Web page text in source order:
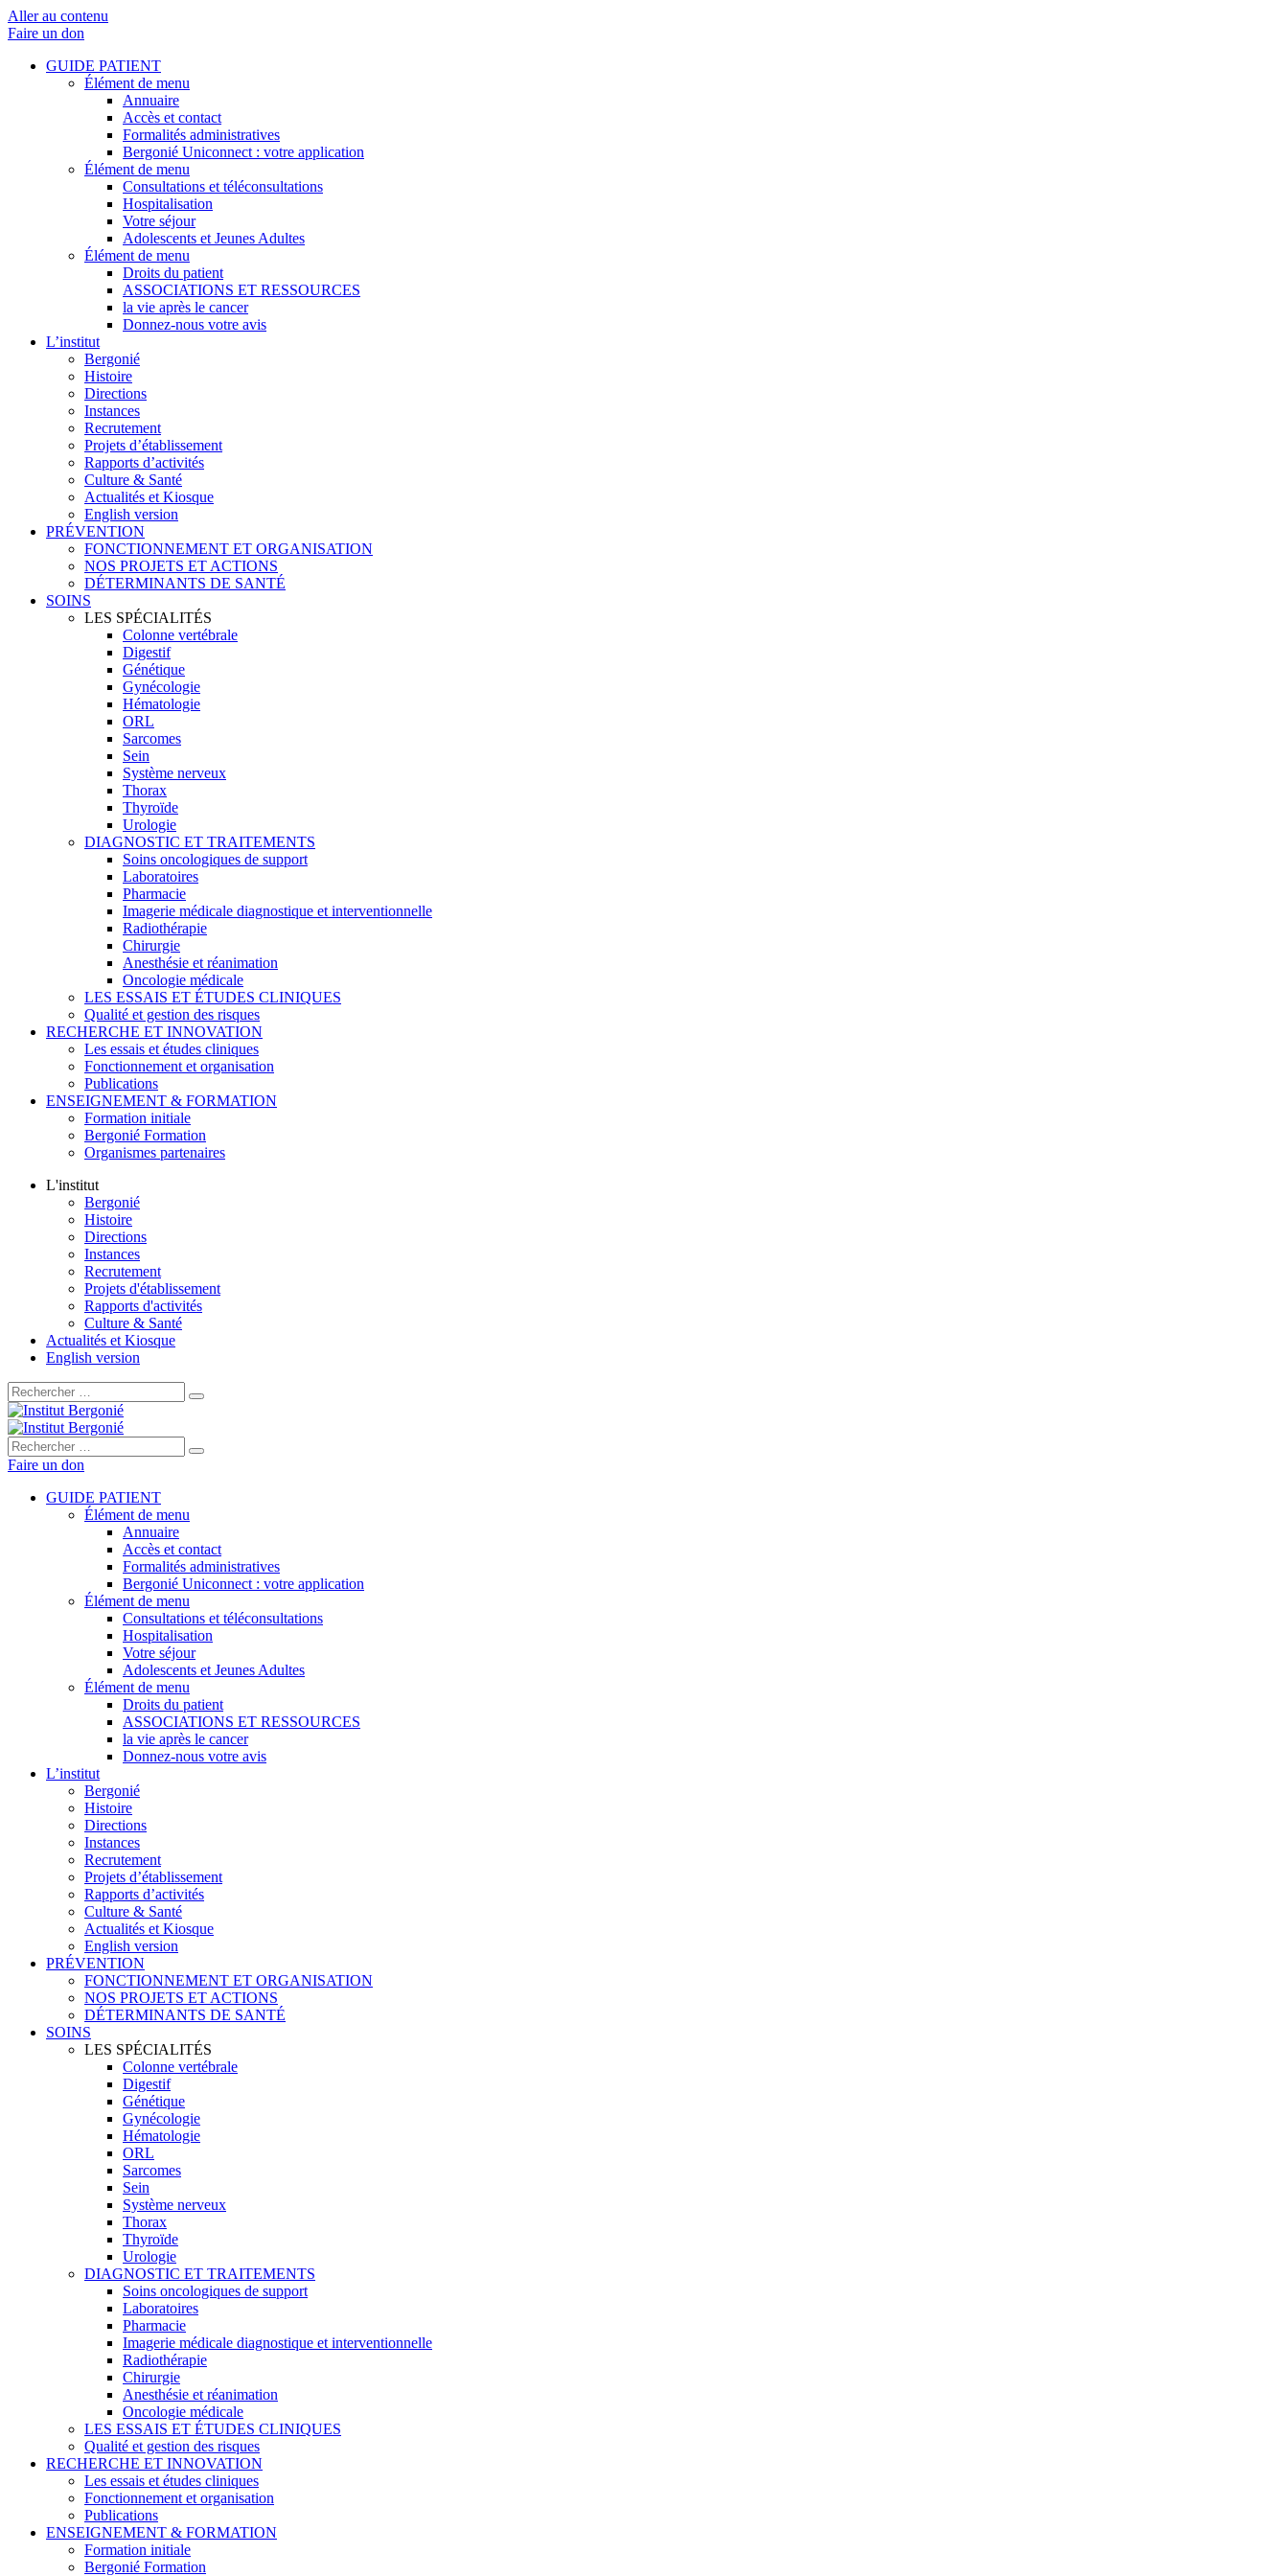
Aller au contenu
Faire un don
GUIDE PATIENT
Élément de menu
Annuaire
Accès et contact
Formalités administratives
Bergonié Uniconnect : votre application
Élément de menu
Consultations et téléconsultations
Hospitalisation
Votre séjour
Adolescents et Jeunes Adultes
Élément de menu
Droits du patient
ASSOCIATIONS ET RESSOURCES
la vie après le cancer
Donnez-nous votre avis
L’institut
Bergonié
Histoire
Directions
Instances
Recrutement
Projets d’établissement
Rapports d’activités
Culture & Santé
Actualités et Kiosque
English version
PRÉVENTION
FONCTIONNEMENT ET ORGANISATION
NOS PROJETS ET ACTIONS
DÉTERMINANTS DE SANTÉ
SOINS
LES SPÉCIALITÉS
Colonne vertébrale
Digestif
Génétique
Gynécologie
Hématologie
ORL
Sarcomes
Sein
Système nerveux
Thorax
Thyroïde
Urologie
DIAGNOSTIC ET TRAITEMENTS
Soins oncologiques de support
Laboratoires
Pharmacie
Imagerie médicale diagnostique et interventionnelle
Radiothérapie
Chirurgie
Anesthésie et réanimation
Oncologie médicale
LES ESSAIS ET ÉTUDES CLINIQUES
Qualité et gestion des risques
RECHERCHE ET INNOVATION
Les essais et études cliniques
Fonctionnement et organisation
Publications
ENSEIGNEMENT & FORMATION
Formation initiale
Bergonié Formation
Organismes partenaires
L'institut
Bergonié
Histoire
Directions
Instances
Recrutement
Projets d'établissement
Rapports d'activités
Culture & Santé
Actualités et Kiosque
English version
Rechercher :
Rechercher :
Faire un don
GUIDE PATIENT
Élément de menu
Annuaire
Accès et contact
Formalités administratives
Bergonié Uniconnect : votre application
Élément de menu
Consultations et téléconsultations
Hospitalisation
Votre séjour
Adolescents et Jeunes Adultes
Élément de menu
Droits du patient
ASSOCIATIONS ET RESSOURCES
la vie après le cancer
Donnez-nous votre avis
L’institut
Bergonié
Histoire
Directions
Instances
Recrutement
Projets d’établissement
Rapports d’activités
Culture & Santé
Actualités et Kiosque
English version
PRÉVENTION
FONCTIONNEMENT ET ORGANISATION
NOS PROJETS ET ACTIONS
DÉTERMINANTS DE SANTÉ
SOINS
LES SPÉCIALITÉS
Colonne vertébrale
Digestif
Génétique
Gynécologie
Hématologie
ORL
Sarcomes
Sein
Système nerveux
Thorax
Thyroïde
Urologie
DIAGNOSTIC ET TRAITEMENTS
Soins oncologiques de support
Laboratoires
Pharmacie
Imagerie médicale diagnostique et interventionnelle
Radiothérapie
Chirurgie
Anesthésie et réanimation
Oncologie médicale
LES ESSAIS ET ÉTUDES CLINIQUES
Qualité et gestion des risques
RECHERCHE ET INNOVATION
Les essais et études cliniques
Fonctionnement et organisation
Publications
ENSEIGNEMENT & FORMATION
Formation initiale
Bergonié Formation